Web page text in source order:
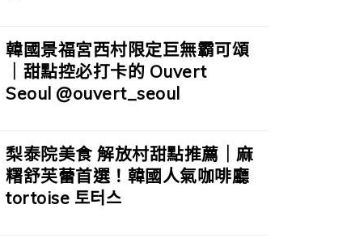
韓國景福宮西村限定巨無霸可頌
｜甜點控必打卡的 Ouvert
Seoul @ouvert_seoul
梨泰院美食 解放村甜點推薦｜麻
糬舒芙蕾首選！韓國人氣咖啡廳
tortoise 토터스